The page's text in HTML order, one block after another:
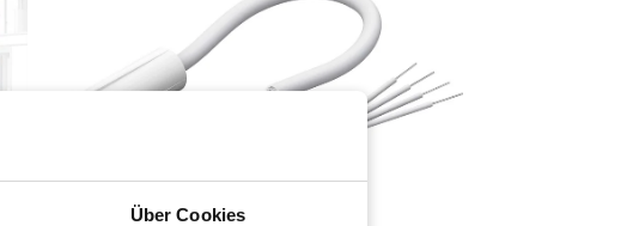
Über Cookies